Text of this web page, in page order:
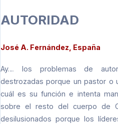
AUTORIDAD
José A. Fernández, España
Ay… los problemas de
destrozadas porque un pastor o
cuál es su función e intenta
sobre el resto del cuerpo de
desilusionados porque los